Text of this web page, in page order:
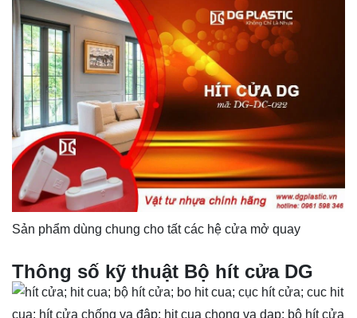
Sản phẩm dùng chung cho tất các hệ cửa mở quay
Thông số kỹ thuật Bộ hít cửa DG